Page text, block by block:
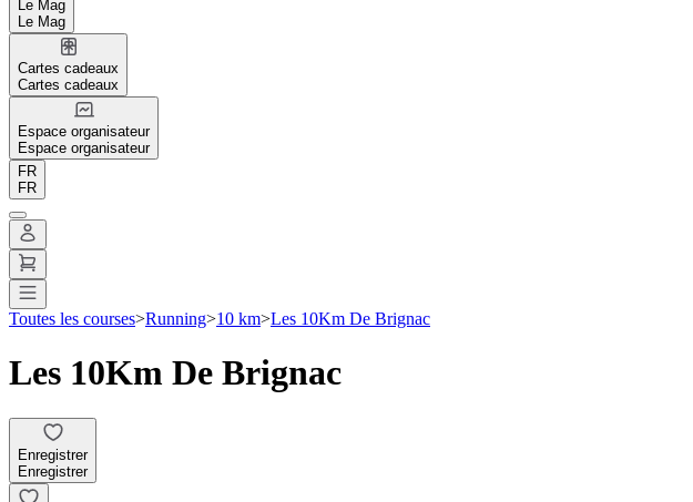
Le Mag
Le Mag
Cartes cadeaux
Cartes cadeaux
Espace organisateur
Espace organisateur
FR
FR
Toutes les courses>Running>10 km>Les 10Km De Brignac
Les 10Km De Brignac
Enregistrer
Enregistrer